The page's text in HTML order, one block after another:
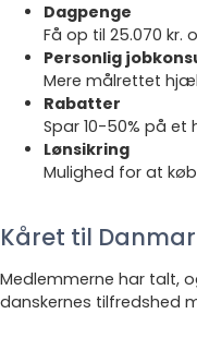
Dagpenge
Få op til 25.070 kr.
Personlig
Mere målrettet
Rabatter
Spar 10-50% på
Lønsikring
Mulighed for at
Kåret til
Medlemmerne har talt,
danskernes tilfredshed